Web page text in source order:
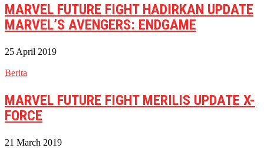
MARVEL FUTURE FIGHT HADIRKAN UPDATE
MARVEL’S AVENGERS: ENDGAME
25 April 2019
Berita
MARVEL FUTURE FIGHT MERILIS UPDATE X-
FORCE
21 March 2019